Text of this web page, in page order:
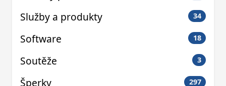
Služby a produkty 34
Software 18
Soutěže 3
Šperky 297